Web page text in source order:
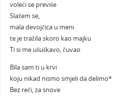
voleći se previše
Slažem se,
mala devojčica u meni
te je tražila skoro kao majku
Ti si me ušuškavo, čuvao
Bila sam ti u krvi
koju nikad nismo smjeli da delimo*
Bez reči, za snove